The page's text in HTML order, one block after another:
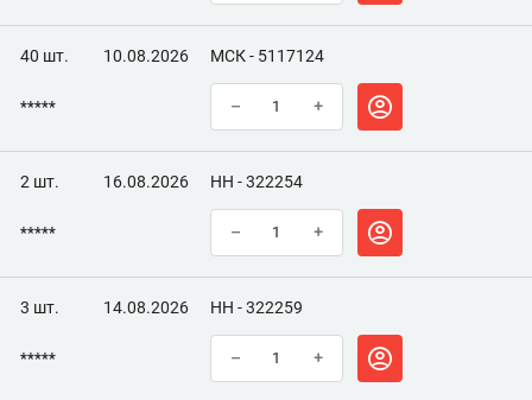
40 шт. 10.08.2026 МСК - 5117124
***** – +
2 шт. 16.08.2026 НН - 322254
***** – +
3 шт. 14.08.2026 НН - 322259
***** – +